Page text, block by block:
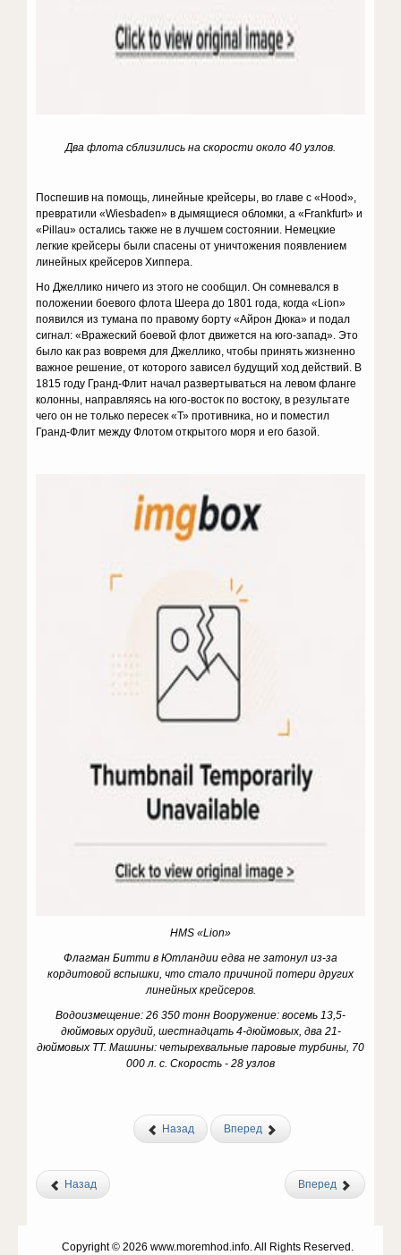
Два флота сблизились на скорости около 40 узлов.
Поспешив на помощь, линейные крейсеры, во главе с «Hood»,
превратили «Wiesbaden» в дымящиеся обломки, а «Frankfurt» и
«Pillau» остались также не в лучшем состоянии. Немецкие
легкие крейсеры были спасены от уничтожения появлением
линейных крейсеров Хиппера.
Но Джеллико ничего из этого не сообщил. Он сомневался в
положении боевого флота Шеера до 1801 года, когда «Lion»
появился из тумана по правому борту «Айрон Дюка» и подал
сигнал: «Вражеский боевой флот движется на юго-запад». Это
было как раз вовремя для Джеллико, чтобы принять жизненно
важное решение, от которого зависел будущий ход действий. В
1815 году Гранд-Флит начал развертываться на левом фланге
колонны, направляясь на юго-восток по востоку, в результате
чего он не только пересек «Т» противника, но и поместил
Гранд-Флит между Флотом открытого моря и его базой.
HMS «Lion»
Флагман Битти в Ютландии едва не затонул из-за
кордитовой вспышки, что стало причиной потери других
линейных крейсеров.
Водоизмещение: 26 350 тонн Вооружение: восемь 13,5-
дюймовых орудий, шестнадцать 4-дюймовых, два 21-
дюймовых ТТ. Машины: четырехвальные паровые турбины, 70
000 л. с. Скорость - 28 узлов
Назад Вперед
Назад Вперед
Copyright © 2026 www.moremhod.info. All Rights Reserved.